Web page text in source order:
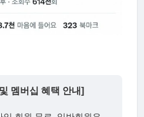
멤버십 혜택 안내]